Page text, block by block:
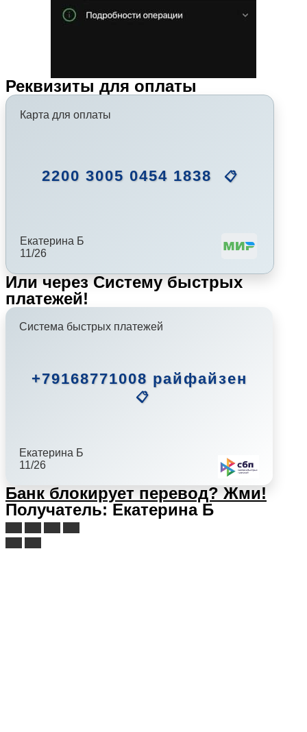
Реквизиты для оплаты
Карта для оплаты
2200 3005 0454 1838 📋
Екатерина Б
11/26
Или через Систему быстрых
платежей!
Система быстрых платежей
+79168771008 райфайзен
📋
Екатерина Б
11/26
Банк блокирует перевод? Жми!
Получатель: Екатерина Б